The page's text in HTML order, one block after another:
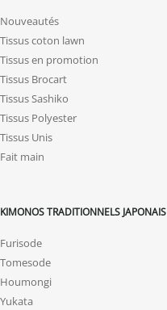
Nouveautés
Tissus coton lawn
Tissus en promotion
Tissus Brocart
Tissus Sashiko
Tissus Polyester
Tissus Unis
Fait main
KIMONOS TRADITIONNELS JAPONAIS
Furisode
Tomesode
Houmongi
Yukata